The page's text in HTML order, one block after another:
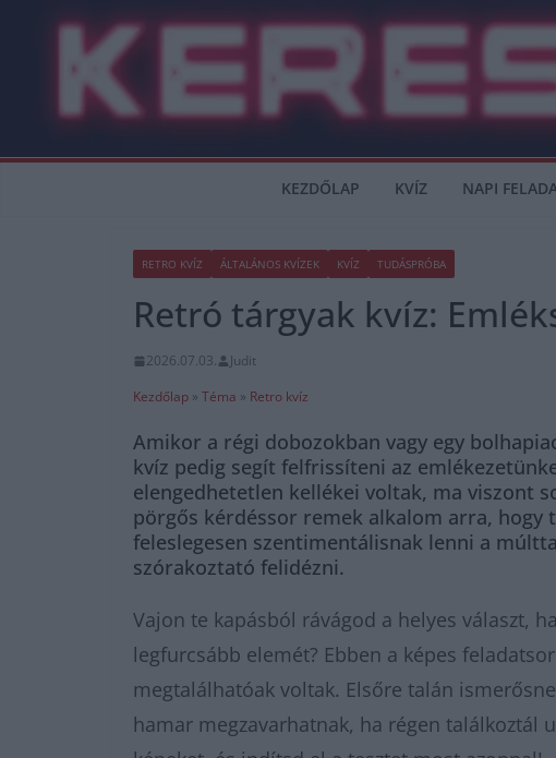
KEZDŐLAP KVÍZ NAPI
RETRO KVÍZ ÁLTALÁNOS KVÍZEK KVÍZ TUDÁSPRÓBA
Retró tárgyak kvíz:
2026.07.03.
Judit
Kezdőlap » Téma » Retro kvíz
Amikor a régi dobozokban vagy egy
kvíz pedig segít felfrissíteni az
elengedhetetlen kellékei voltak, ma viszont
pörgős kérdéssor remek alkalom arra,
feleslegesen szentimentálisnak lenni a
szórakoztató felidézni.
Vajon te kapásból rávágod a helyes választ,
legfurcsább elemét? Ebben a képes
megtalálhatóak voltak. Elsőre talán
hamar megzavarhatnak, ha régen találkoztál